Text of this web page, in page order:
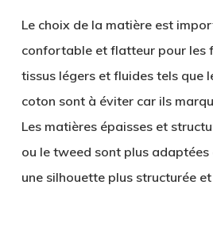
Le choix de la matière est
confortable et flatteur pour les
tissus légers et fluides tels que
coton sont à éviter car ils
Les matières épaisses et
ou le tweed sont plus adaptées
une silhouette plus structurée